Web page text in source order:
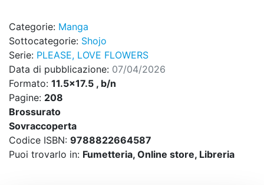
Categorie: Manga
Sottocategorie: Shojo
Serie: PLEASE, LOVE FLOWERS
Data di pubblicazione: 07/04/2026
Formato: 11.5x17.5 , b/n
Pagine: 208
Brossurato
Sovraccoperta
Codice ISBN: 9788822664587
Puoi trovarlo in: Fumetteria, Online store, Libreria